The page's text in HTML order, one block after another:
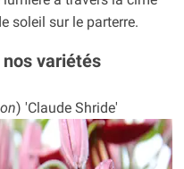
soleil sur le parterre.
variétés
) 'Claude Shride'